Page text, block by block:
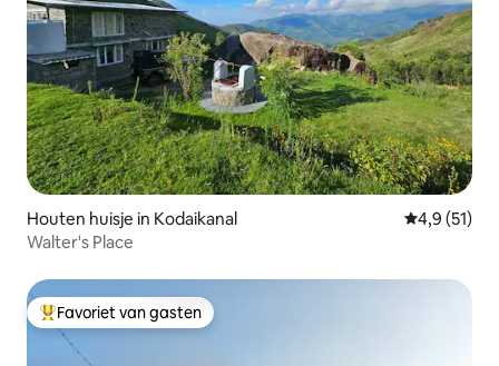
Houten huisje in Kodaikanal
4,9 (51)
Walter's Place
Topfavoriet van gasten
Favoriet van gasten